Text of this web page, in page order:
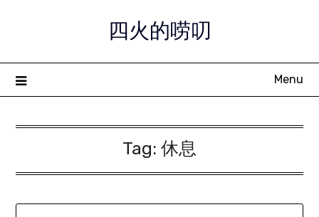
四火的唠叨
Menu
Tag: 休息